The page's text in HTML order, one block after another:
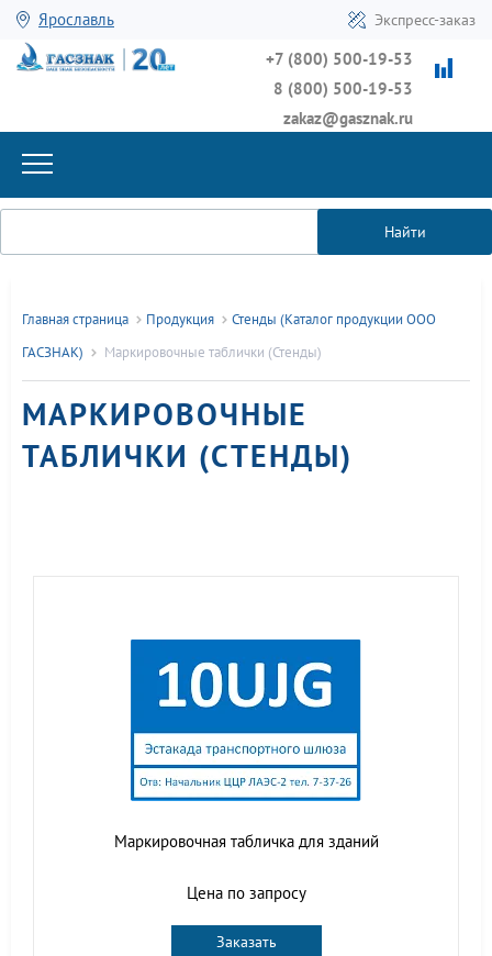
Ярославль Экспресс-заказ
+7 (800) 500-19-53
8 (800) 500-19-53
zakaz@gasznak.ru
Найти
Главная страница Продукция
Стенды (Каталог продукции ООО
ГАСЗНАК)
Маркировочные таблички (Стенды)
МАРКИРОВОЧНЫЕ
ТАБЛИЧКИ (СТЕНДЫ)
Маркировочная табличка для зданий
Цена по запросу
Заказать